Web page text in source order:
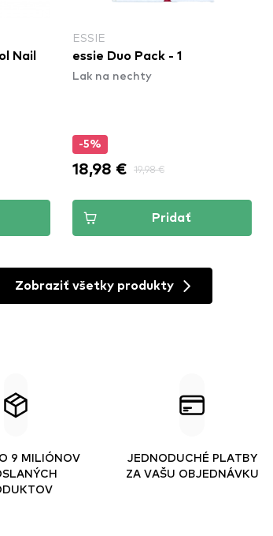
Nail
ESSIE
essie Duo Pack - 1
Lak na nechty
-5%
18,98 € 19,98 €
Pridať
Zobraziť všetky produkty
9 MILIÓNOV
JEDNODUCHÉ PLATBY
ZA VAŠU OBJEDNÁVKU